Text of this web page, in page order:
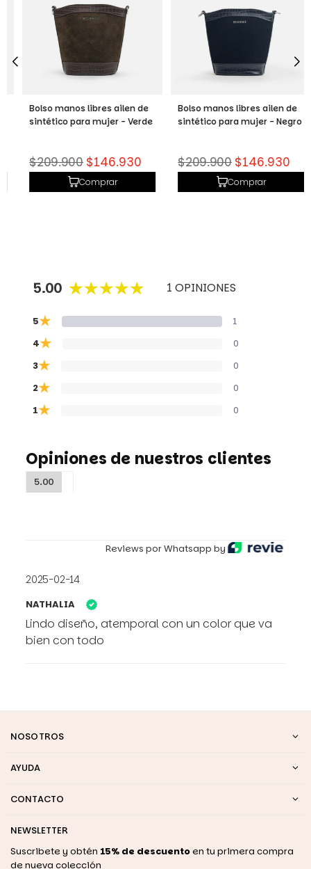
Bolso manos libres ailen de
sintético para mujer - Verde
Precio
habitual
$209.900$146.930
Comprar
Bolso manos libres ailen de
sintético para mujer - Negro
Precio
habitual
$209.900$146.930
Comprar
5.00 1 OPINIONES
5★
1
4★
0
3★
0
2★
0
1★ 0
Opiniones de nuestros clientes
5.00
Reviews por Whatsapp by
2025-02-14
NATHALIA
Lindo diseño, atemporal con un color que va
bien con todo
NOSOTROS
AYUDA
CONTACTO
NEWSLETTER
Suscribete y obtén 15% de descuentoen tu primera compra
de nueva colección